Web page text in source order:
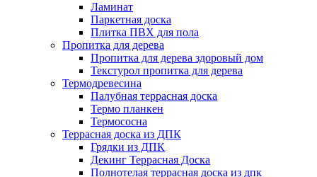
Ламинат
Паркетная доска
Плитка ПВХ для пола
Пропитка для дерева
Пропитка для дерева здоровый дом
Текстурол пропитка для дерева
Термодревесина
Палубная террасная доска
Термо планкен
Термососна
Террасная доска из ДПК
Грядки из ДПК
Декинг Террасная Доска
Полнотелая террасная доска из дпк